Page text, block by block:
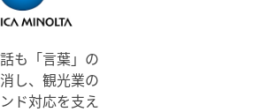
も「言葉」の
し、観光業の
ド対応を支え